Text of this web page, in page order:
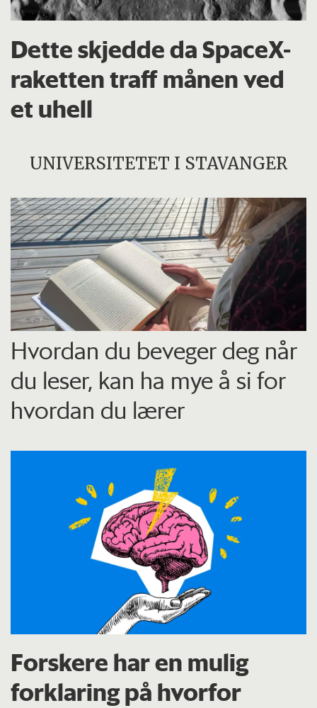
Dette skjedde da SpaceX-
raketten traff månen ved
et uhell
UNIVERSITETET I STAVANGER
Hvordan du beveger deg når
du leser, kan ha mye å si for
hvordan du lærer
Forskere har en mulig
forklaring på hvorfor